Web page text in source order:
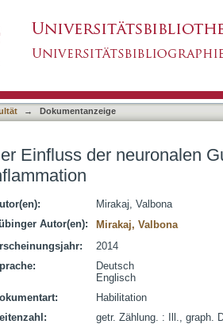
→ Dokumentanzeige
Einfluss der neuronalen
Mirakaj, Valbona
Autor(en):
Mirakaj, Valbona
2014
Deutsch
Englisch
Habilitation
getr. Zählung. : Ill., graph.